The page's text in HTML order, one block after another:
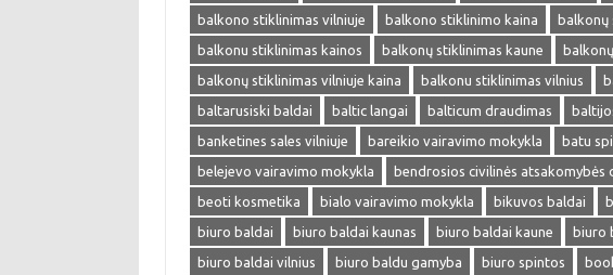
balkono stiklinimas vilniuje
balkono stiklinimo kaina balkonų
balkonu stiklinimas kainos
balkonų stiklinimas kaune
balkonų stiklinimas vilniuje kaina
balkonu stiklinimas vilnius
baltarusiski baldai
baltic langai balticum draudimas
banketines sales vilniuje
bareikio vairavimo mokykla batu
belejevo vairavimo mokykla
bendrosios civilinės atsakomybės
beoti kosmetika
bialo vairavimo mokykla bikuvos baldai
biuro baldai
biuro baldai kaunas biuro baldai kaune biuro
biuro baldai vilnius
biuro baldu gamyba biuro spintos